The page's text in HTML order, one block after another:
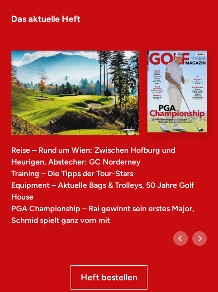
Das aktuelle Heft
Reise – Rund um Wien: Zwischen Hofburg und
Heurigen, Abstecher: GC Norderney
Training – Die Tipps der Tour-Stars
Equipment – Aktuelle Bags & Trolleys, 50 Jahre Golf
House
PGA Championship – Rai gewinnt sein erstes Major,
Schmid spielt ganz vorn mit
Heft bestellen